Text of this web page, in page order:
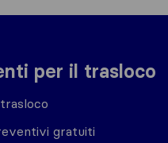
per il trasloco
gratuiti